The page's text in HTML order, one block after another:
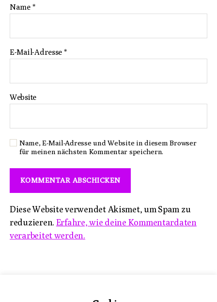
Name *
E-Mail-Adresse *
Website
Name, E-Mail-Adresse und Website in diesem Browser
für meinen nächsten Kommentar speichern.
Diese Website verwendet Akismet, um Spam zu
reduzieren. Erfahre, wie deine Kommentardaten
verarbeitet werden.